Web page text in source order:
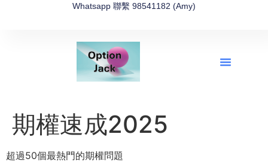
Whatsapp 聯繫 98541182 (Amy)
期權速成2025
超過50個最熱門的期權問題